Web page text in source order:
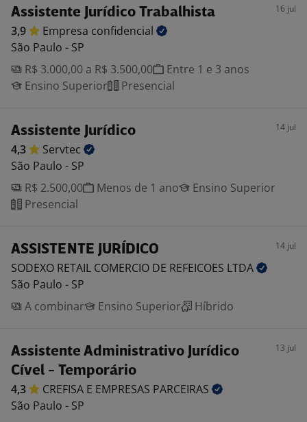
Assistente Jurídico Trabalhista 16 jul
3,9 Empresa confidencial
São Paulo - SP
R$ 3.000,00 a R$ 3.500,00
Entre 1 e 3 anos
Ensino Superior
Presencial
Assistente Jurídico 14 jul
4,3
Servtec
São Paulo - SP
R$ 2.500,00
Menos de 1 ano
Ensino Superior
Presencial
ASSISTENTE JURÍDICO 14 jul
SODEXO RETAIL COMERCIO DE REFEICOES LTDA
São Paulo - SP
A combinar
Ensino Superior Híbrido
Assistente Administrativo Jurídico
Cível - Temporário
13 jul
4,3 CREFISA E EMPRESAS PARCEIRAS
São Paulo - SP